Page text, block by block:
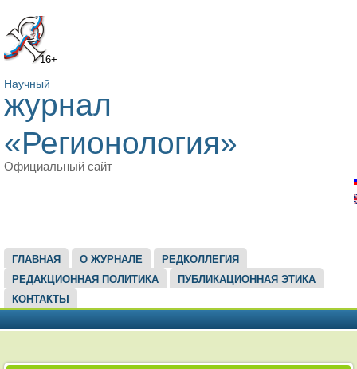
16+
Научный
журнал
«Регионология»
Официальный сайт
ГЛАВНОЕ МЕНЮ
ГЛАВНАЯ О ЖУРНАЛЕ
РЕДКОЛЛЕГИЯ
РЕДАКЦИОННАЯ ПОЛИТИКА
ПУБЛИКАЦИОННАЯ ЭТИКА
КОНТАКТЫ